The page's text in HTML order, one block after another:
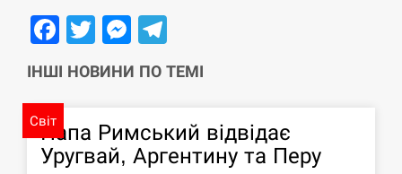
СЕРПЕНЬ
12:53
США обсуждают лицензии на Patriot для
СЕРПЕНЬ
Facebook
TwitterMessenger
ІНШІ НОВИНИ ПО ТЕМІ
Світ
Папа Римський відвідає
Уругвай, Аргентину та Перу